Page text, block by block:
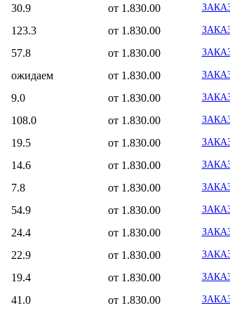
30.9 от 1.830.00
123.3 от 1.830.00
57.8 от 1.830.00
ожидаем от 1.830.00
9.0 от 1.830.00
108.0 от 1.830.00
19.5 от 1.830.00
14.6 от 1.830.00
7.8 от 1.830.00
54.9 от 1.830.00
24.4 от 1.830.00
22.9 от 1.830.00
19.4 от 1.830.00
41.0 от 1.830.00